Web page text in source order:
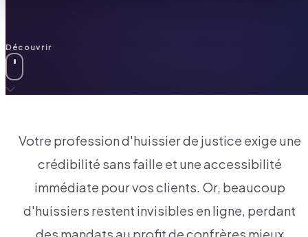
Découvrir
Votre profession d'huissier de justice exige une
crédibilité sans faille et une accessibilité
immédiate pour vos clients. Or, beaucoup
d'huissiers restent invisibles en ligne, perdant